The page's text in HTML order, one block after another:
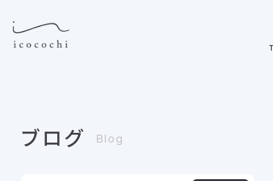
ブログ Blog